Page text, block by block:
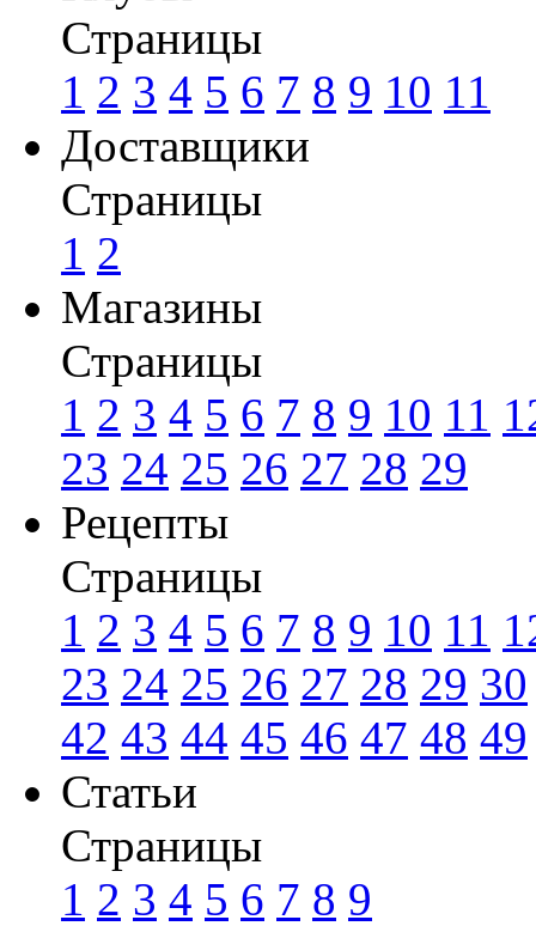
Страницы
1 2 3 4 5 6 7 8 9 10 11
Доставщики
Страницы
1 2
Магазины
Страницы
1 2 3 4 5 6 7 8 9 10 11
23 24 25 26 27 28 29
Рецепты
Страницы
1 2 3 4 5 6 7 8 9 10 11
23 24 25 26 27 28 29 30
42 43 44 45 46 47 48 49
Статьи
Страницы
1 2 3 4 5 6 7 8 9